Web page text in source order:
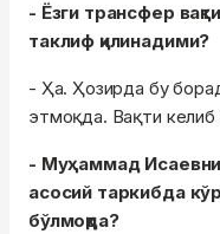
- Ёзги трансфер
таклиф қилинадими?
- Ҳа. Ҳозирда бу
этмоқда. Вақти
- Муҳаммад
асосий таркибда
бўлмоқда?